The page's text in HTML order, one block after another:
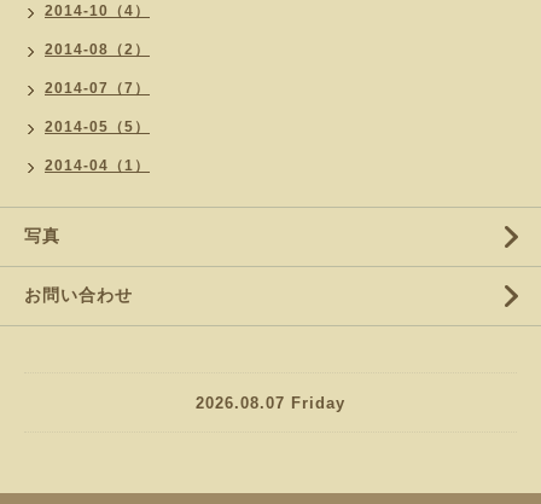
2014-10（4）
2014-08（2）
2014-07（7）
2014-05（5）
2014-04（1）
写真
お問い合わせ
2026.08.07 Friday